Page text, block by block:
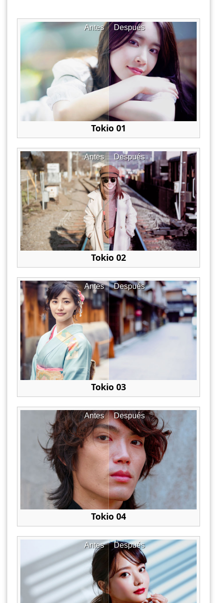
Después
Antes
Tokio 01
Después
Antes
Tokio 02
Después
Antes
Tokio 03
Después
Antes
Tokio 04
Después
Antes